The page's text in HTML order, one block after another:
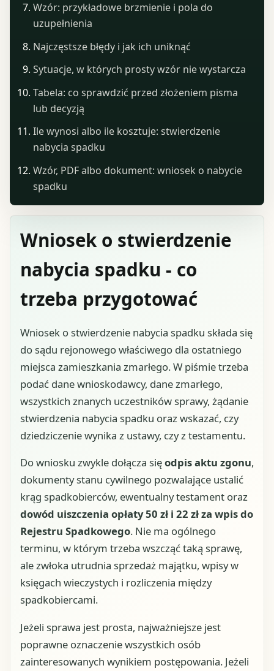
Wniosek o stwierdzenie
nabycia spadku - co
trzeba przygotować
Wniosek o stwierdzenie nabycia spadku składa się
do sądu rejonowego właściwego dla ostatniego
miejsca zamieszkania zmarłego. W piśmie trzeba
podać dane wnioskodawcy, dane zmarłego,
wszystkich znanych uczestników sprawy, żądanie
stwierdzenia nabycia spadku oraz wskazać, czy
dziedziczenie wynika z ustawy, czy z testamentu.
Do wniosku zwykle dołącza sięodpis aktu zgonu,
dokumenty stanu cywilnego pozwalające ustalić
krąg spadkobierców, ewentualny testament oraz
dowód uiszczenia opłaty 50 zł i 22 zł za wpis do
Rejestru Spadkowego. Nie ma ogólnego
terminu, w którym trzeba wszcząć taką sprawę,
ale zwłoka utrudnia sprzedaż majątku, wpisy w
księgach wieczystych i rozliczenia między
spadkobiercami.
Jeżeli sprawa jest prosta, najważniejsze jest
poprawne oznaczenie wszystkich osób
zainteresowanych wynikiem postępowania. Jeżeli
Wzór: przykładowe brzmienie i pola do
uzupełnienia
Najczęstsze błędy i jak ich uniknąć
Sytuacje, w których prosty wzór nie wystarcza
Tabela: co sprawdzić przed złożeniem pisma
lub decyzją
Ile wynosi albo ile kosztuje: stwierdzenie
nabycia spadku
Wzór, PDF albo dokument: wniosek o nabycie
spadku